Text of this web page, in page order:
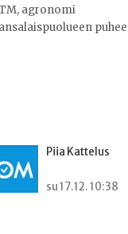
agronomi
Piia Kattelus
su 17.12. 10:38